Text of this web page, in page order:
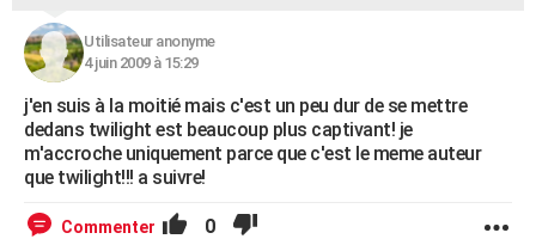
Utilisateur anonyme
4 juin 2009 à 15:29
j'en suis à la moitié mais c'est un peu dur de se mettre
dedans twilight est beaucoup plus captivant! je
m'accroche uniquement parce que c'est le meme auteur
que twilight!!! a suivre!
Commenter 0